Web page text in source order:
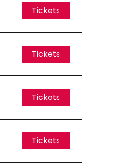
Tickets
Tickets
Tickets
Tickets